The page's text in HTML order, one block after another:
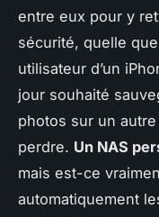
entre eux pour y
sécurité, quelle
utilisateur d’un
jour souhaité
photos sur un
perdre. Un NAS
mais est-ce
automatiquement